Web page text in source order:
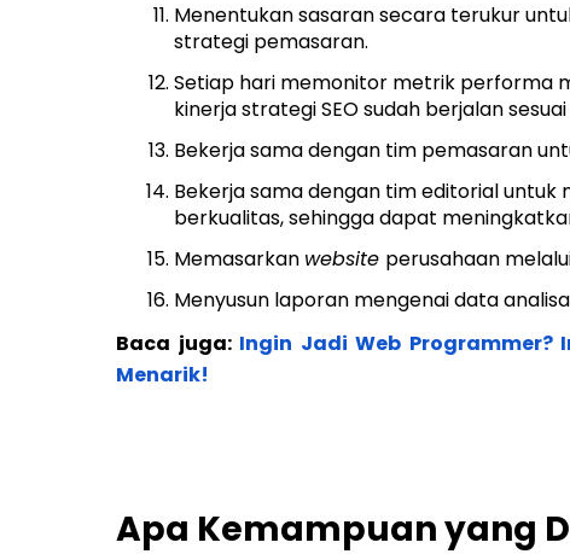
Menentukan sasaran secara terukur
strategi pemasaran.
Setiap hari memonitor metrik performa
kinerja strategi SEO sudah berjalan
Bekerja sama dengan tim pemasaran
Bekerja sama dengan tim editorial untuk
berkualitas, sehingga dapat
Memasarkan website perusahaan
Menyusun laporan mengenai data
Baca juga: Ingin Jadi Web Programmer?
Menarik!
Apa Kemampuan yang